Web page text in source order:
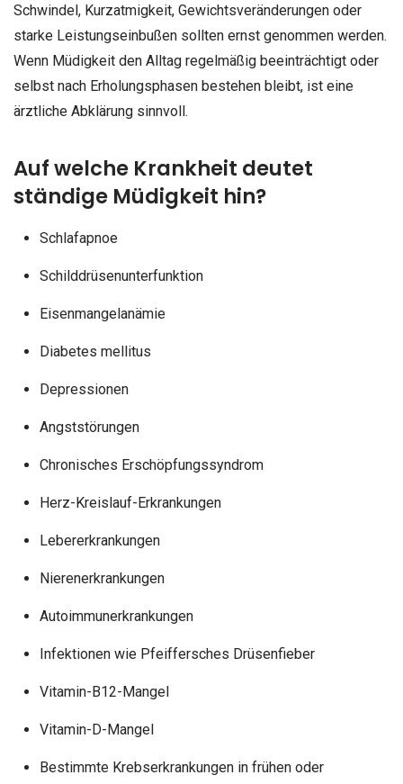
Schwindel, Kurzatmigkeit, Gewichtsveränderungen oder
starke Leistungseinbußen sollten ernst genommen werden.
Wenn Müdigkeit den Alltag regelmäßig beeinträchtigt oder
selbst nach Erholungsphasen bestehen bleibt, ist eine
ärztliche Abklärung sinnvoll.
Auf welche Krankheit deutet
ständige Müdigkeit hin?
Schlafapnoe
Schilddrüsenunterfunktion
Eisenmangelanämie
Diabetes mellitus
Depressionen
Angststörungen
Chronisches Erschöpfungssyndrom
Herz-Kreislauf-Erkrankungen
Lebererkrankungen
Nierenerkrankungen
Autoimmunerkrankungen
Infektionen wie Pfeiffersches Drüsenfieber
Vitamin-B12-Mangel
Vitamin-D-Mangel
Bestimmte Krebserkrankungen in frühen oder